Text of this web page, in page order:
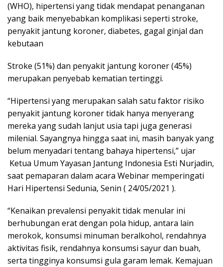
(WHO), hipertensi yang tidak mendapat penanganan
yang baik menyebabkan komplikasi seperti stroke,
penyakit jantung koroner, diabetes, gagal ginjal dan
kebutaan
Stroke (51%) dan penyakit jantung koroner (45%)
merupakan penyebab kematian tertinggi.
“Hipertensi yang merupakan salah satu faktor risiko
penyakit jantung koroner tidak hanya menyerang
mereka yang sudah lanjut usia tapi juga generasi
milenial. Sayangnya hingga saat ini, masih banyak yang
belum menyadari tentang bahaya hipertensi,” ujar
Ketua Umum Yayasan Jantung Indonesia Esti Nurjadin,
saat pemaparan dalam acara Webinar memperingati
Hari Hipertensi Sedunia, Senin ( 24/05/2021 ).
“Kenaikan prevalensi penyakit tidak menular ini
berhubungan erat dengan pola hidup, antara lain
merokok, konsumsi minuman beralkohol, rendahnya
aktivitas fisik, rendahnya konsumsi sayur dan buah,
serta tingginya konsumsi gula garam lemak. Kemajuan